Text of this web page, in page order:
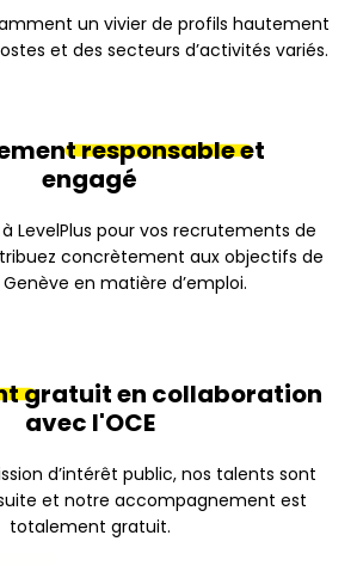
un vivier de profils hautement
et des secteurs d’activités variés.
responsableet
engagé
LevelPlus pour vos recrutements de
concrètement aux objectifs de
Genève en matière d’emploi.
gratuit en collaboration
avec l'OCE
d’intérêt public, nos talents sont
et notre accompagnement est
totalement gratuit.